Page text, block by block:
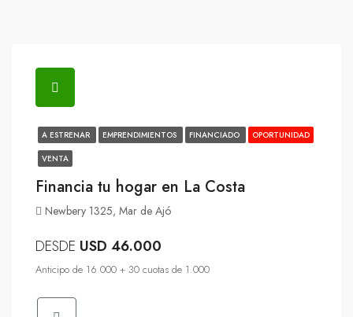
A ESTRENAR EMPRENDIMIENTOS FINANCIADO
OPORTUNIDAD
VENTA
Financia tu hogar en La Costa
Newbery 1325, Mar de Ajó
DESDE USD 46.000
Anticipo de 16.000 + 30 cuotas de 1.000